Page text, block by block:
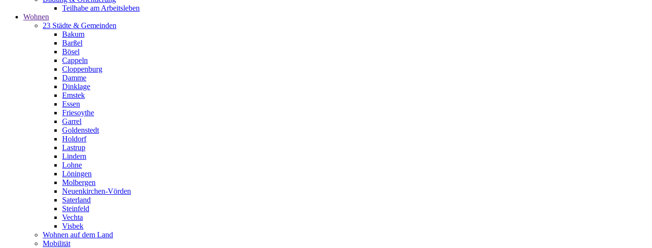
Teilhabe am Arbeitsleben
Wohnen
23 Städte & Gemeinden
Bakum
Barßel
Bösel
Cappeln
Cloppenburg
Damme
Dinklage
Emstek
Essen
Friesoythe
Garrel
Goldenstedt
Holdorf
Lastrup
Lindern
Lohne
Löningen
Molbergen
Neuenkirchen-Vörden
Saterland
Steinfeld
Vechta
Visbek
Wohnen auf dem Land
Mobilität